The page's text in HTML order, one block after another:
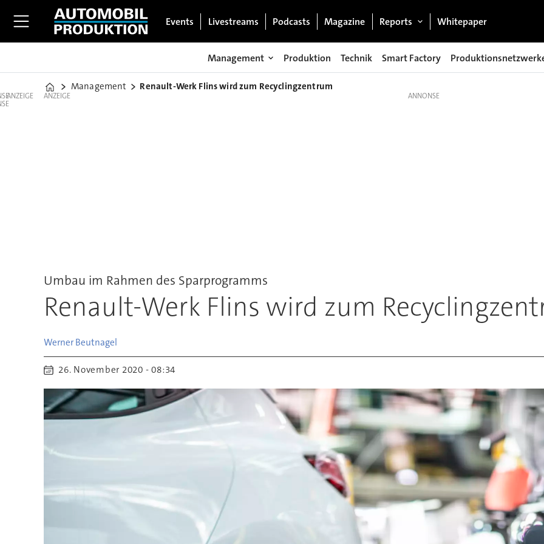
Events Livestreams Podcasts Magazine Reports Whitepaper
Management Produktion Technik Smart Factory
Home
Management Renault-Werk Flins wird zum Recyclingzentrum
ANZEIGE ANZEIGE
Umbau im Rahmen des Sparprogramms
Renault-Werk Flins wird zum
Werner Beutnagel
26. November 2020 - 08:34